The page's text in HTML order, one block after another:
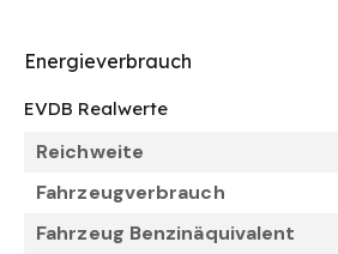
Energieverbrauch
EVDB Realwerte
Reichweite
Fahrzeugverbrauch
Fahrzeug Benzinäquivalent